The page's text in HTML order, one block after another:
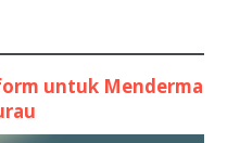
Kawaii
bagi Tupperware Percuma"
untuk Menderma